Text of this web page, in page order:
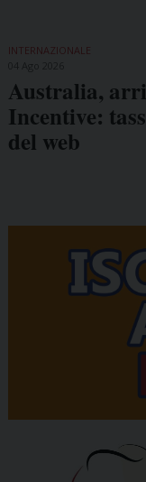
INTERNAZIONALE
Australia,
Incentive:
del web